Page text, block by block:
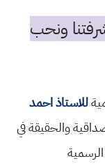
ونحب
للاستاذ احمد
والحقيقة في